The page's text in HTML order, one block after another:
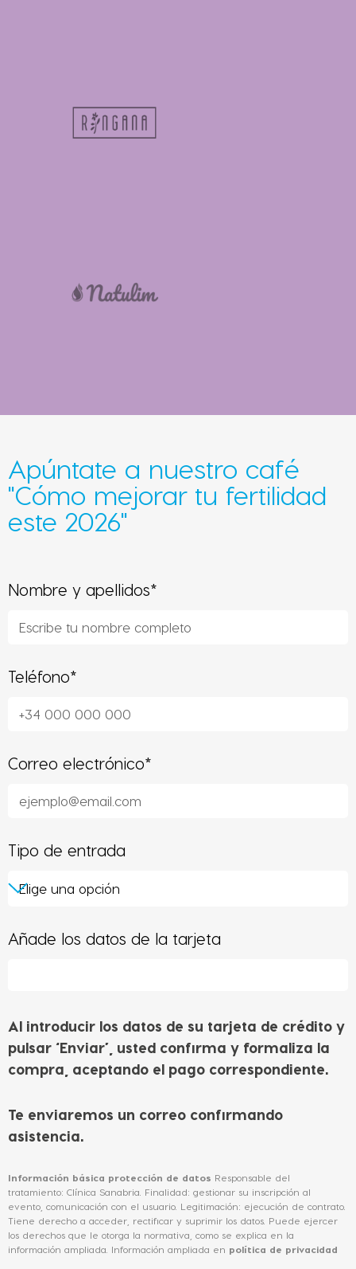
Apúntate a nuestro café
"Cómo mejorar tu fertilidad
este 2026"​
Nombre y apellidos*
Teléfono*
Correo electrónico*
Tipo de entrada
Añade los datos de la tarjeta
Al introducir los datos de su tarjeta de crédito y
pulsar ‘Enviar’, usted confirma y formaliza la
compra, aceptando el pago correspondiente.
Te enviaremos un correo confirmando
asistencia.
Información básica protección de datos Responsable del
tratamiento: Clínica Sanabria. Finalidad: gestionar su inscripción al
evento, comunicación con el usuario. Legitimación: ejecución de contrato.
Tiene derecho a acceder, rectificar y suprimir los datos. Puede ejercer
los derechos que le otorga la normativa, como se explica en la
información ampliada. Información ampliada en política de privacidad